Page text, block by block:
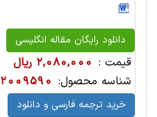
دانلود رایگان مقاله انگلیسی
قیمت : 2,080,000 ریال
شناسه محصول: 2009590
خرید ترجمه فارسی و دانلود